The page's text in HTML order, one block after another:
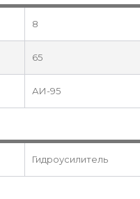
8
65
АИ-95
Гидроусилитель